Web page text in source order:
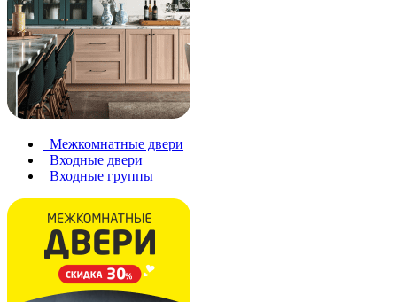
Межкомнатные двери
Входные двери
Входные группы